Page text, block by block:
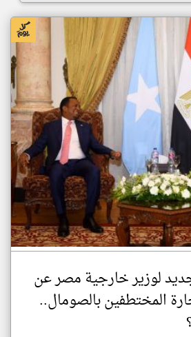
لوزير خارجية مصر عن
المختطفين بالصومال..